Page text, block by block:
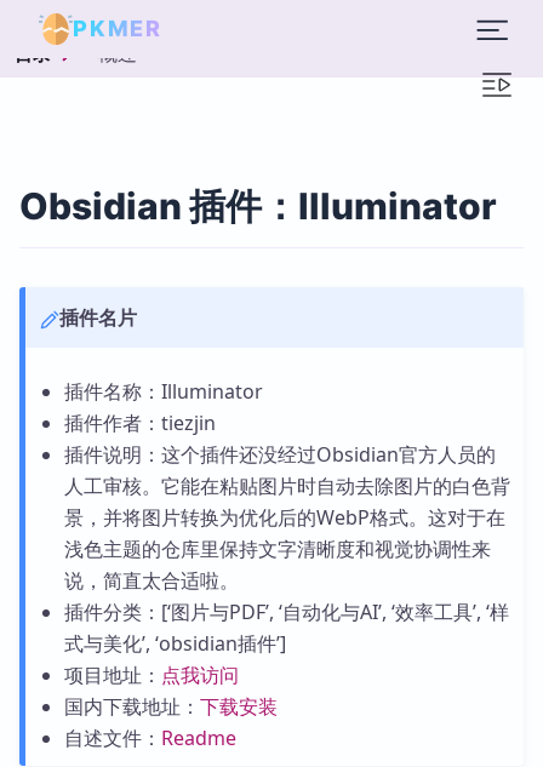
PKMER
目录 概述
Obsidian 插件：Illuminator
插件名片
插件名称：Illuminator
插件作者：tiezjin
插件说明：这个插件还没经过Obsidian官方人员的
人工审核。它能在粘贴图片时自动去除图片的白色背
景，并将图片转换为优化后的WebP格式。这对于在
浅色主题的仓库里保持文字清晰度和视觉协调性来
说，简直太合适啦。
插件分类：[‘图片与PDF’, ‘自动化与AI’, ‘效率工具’, ‘样
式与美化’, ‘obsidian插件’]
项目地址： 点我访问
国内下载地址： 下载安装
自述文件： Readme